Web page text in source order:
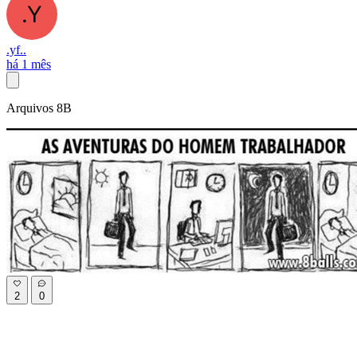
.yf..
há 1 mês
Arquivos 8B
2 0